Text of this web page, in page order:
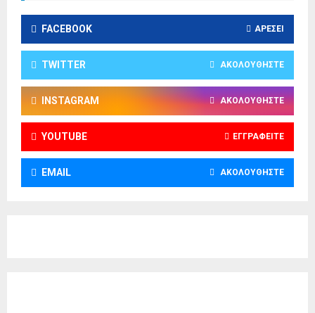
FACEBOOK ΑΡΈΣΕΙ
TWITTER ΑΚΟΛΟΥΘΉΣΤΕ
INSTAGRAM ΑΚΟΛΟΥΘΉΣΤΕ
YOUTUBE ΕΓΓΡΑΦΕΊΤΕ
EMAIL ΑΚΟΛΟΥΘΉΣΤΕ